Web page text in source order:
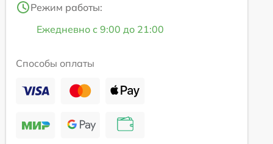
Режим работы:
Ежедневно с 9:00 до 21:00
Способы оплаты